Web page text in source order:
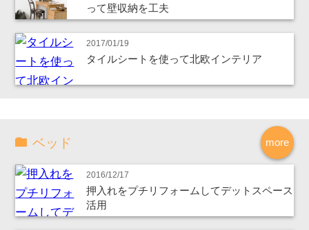
って壁収納を工夫
2017/01/19
タイルシートを使って北欧インテリア
more
ベッド
2016/12/17
押入れをプチリフォームしてデットスペース
活用